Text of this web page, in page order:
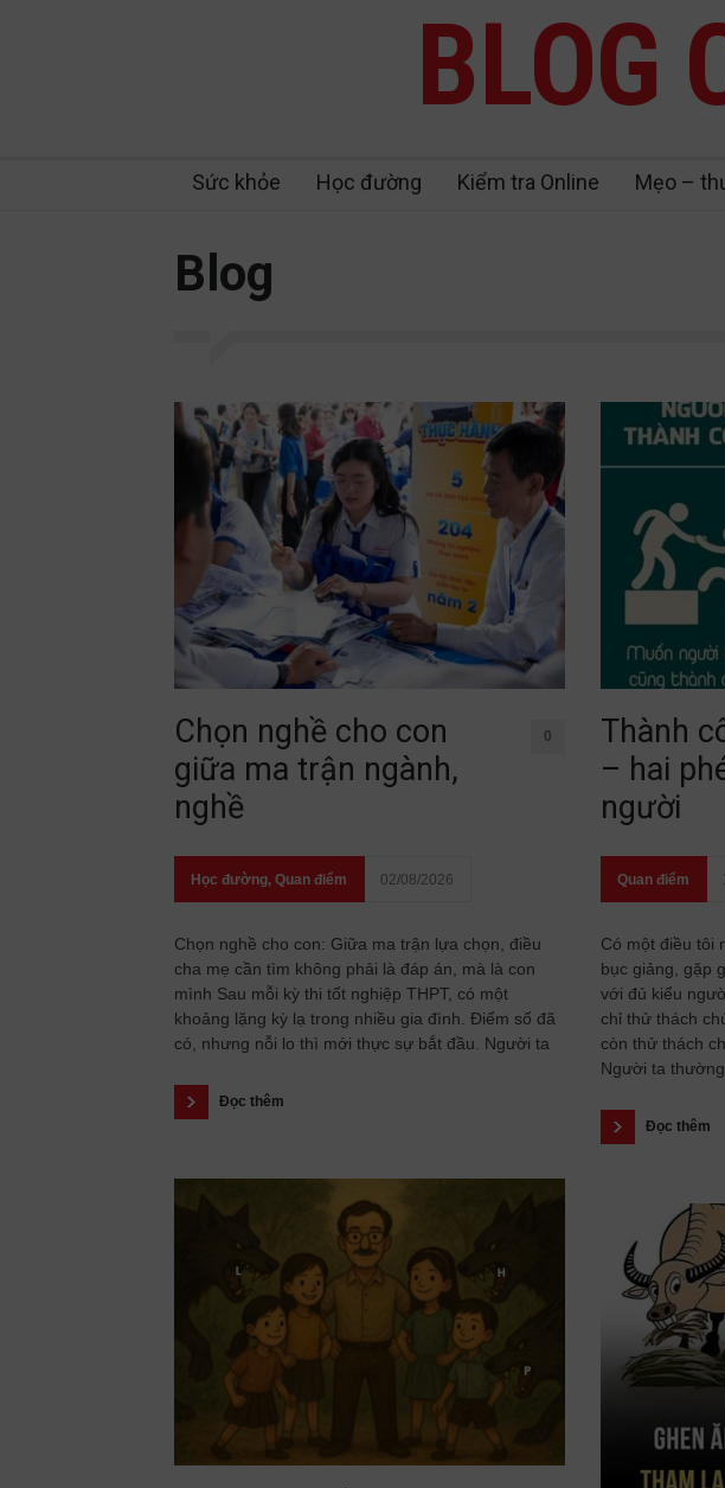
BLOG
Sức khỏe Học đường Kiểm tra Online Mẹo –
Blog
Chọn nghề cho con
giữa ma trận ngành,
nghề
0
Học đường, Quan điểm 02/08/2026
Chọn nghề cho con: Giữa ma trận lựa chọn, điều
cha mẹ cần tìm không phải là đáp án, mà là con
mình Sau mỗi kỳ thi tốt nghiệp THPT, có một
khoảng lặng kỳ lạ trong nhiều gia đình. Điểm số đã
có, nhưng nỗi lo thì mới thực sự bắt đầu. Người ta
Đọc thêm
Thành
– hai
người
Quan điểm
Có một điều tôi
bục giảng, gặp
với đủ kiểu
chỉ thử thách
còn thử thách
Người ta
Đọc thêm